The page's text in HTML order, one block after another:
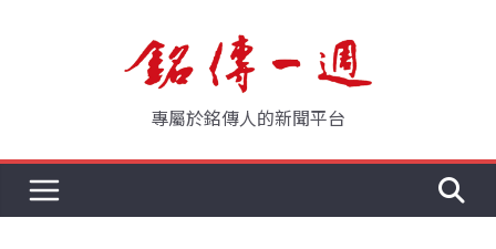
專屬於銘傳人的新聞平台